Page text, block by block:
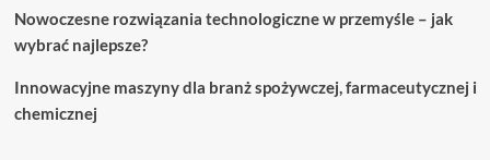
Nowoczesne rozwiązania technologiczne w przemyśle – jak
wybrać najlepsze?
Innowacyjne maszyny dla branż spożywczej, farmaceutycznej i
chemicznej